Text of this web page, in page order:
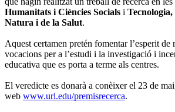
Humanitats i Ciències Socials i Tecnologia,
Natura i de la Salut.
Aquest certamen pretén fomentar l’esperit de
vocacions per a l’estudi i la investigació i
educativa que es porta a terme als centres.
El veredicte es donarà a conèixer el 23 de
web www.url.edu/premisrecerca.